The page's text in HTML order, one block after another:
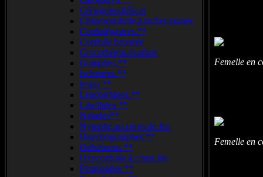
Cériagrion.délicat
Chlorocordulie.à.taches.jaunes
Cordulégastres.**
Cordulie.bronzée
Crocothémis.écarlate
Gomphes.**
Ischnures.**
lestes **
Leucorrhines.**
Libellules **
Naïades**
Nymphe.au.corps.de.feu
Onychogomphes.**
Orthétrums **
Oxycordulie.à.corps.fin
Pennipattes **
Femelle en
Femelle en